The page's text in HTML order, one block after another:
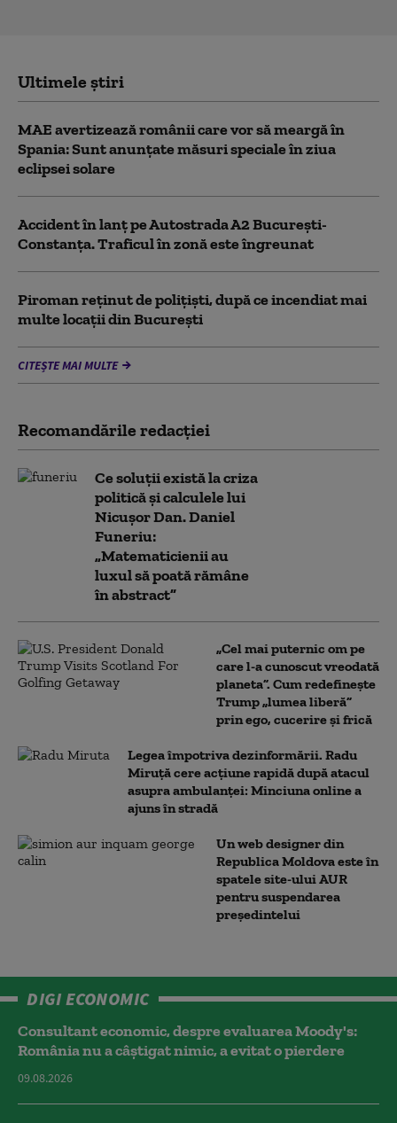
Ultimele știri
MAE avertizează românii care vor să meargă în
Spania: Sunt anunțate măsuri speciale în ziua
eclipsei solare
Accident în lanț pe Autostrada A2 București-
Constanța. Traficul în zonă este îngreunat
Piroman reţinut de poliţişti, după ce incendiat mai
multe locaţii din București
CITEȘTE MAI MULTE
Recomandările redacţiei
Ce soluții există la criza
politică și calculele lui
Nicușor Dan. Daniel
Funeriu:
„Matematicienii au
luxul să poată rămâne
în abstract”
„Cel mai puternic om pe
care l-a cunoscut vreodată
planeta”. Cum redefinește
Trump „lumea liberă”
prin ego, cucerire și frică
Legea împotriva dezinformării. Radu
Miruță cere acțiune rapidă după atacul
asupra ambulanței: Minciuna online a
ajuns în stradă
Un web designer din
Republica Moldova este în
spatele site-ului AUR
pentru suspendarea
președintelui
DIGI ECONOMIC
Consultant economic, despre evaluarea Moody's:
România nu a câştigat nimic, a evitat o pierdere
09.08.2026